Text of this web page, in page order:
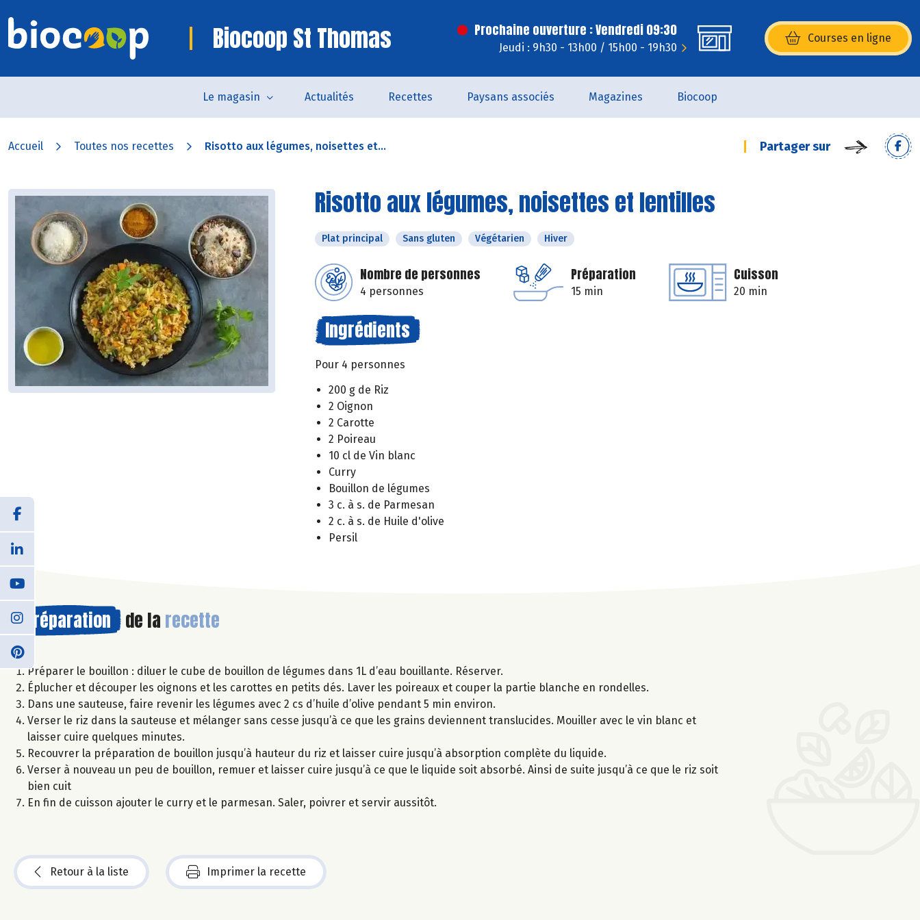
Biocoop St Thomas Prochaine ouverture : Vendredi 09:30
Jeudi : 9h30 - 13h00 / 15h00 - 19h30
Courses en ligne
(s’ouvre dans une nouvelle
Le magasin Actualités Recettes Paysans associés Magazines Biocoop
Accueil Toutes nos recettes Risotto aux légumes, noisettes et... Partager sur
Risotto aux légumes, noisettes et lentilles
Plat principal Sans gluten Végétarien Hiver
Nombre de personnes
4 personnes
Préparation
15 min
Cuisson
20 min
Ingrédients
Pour 4 personnes
200 g de Riz
2 Oignon
2 Carotte
2 Poireau
10 cl de Vin blanc
Curry
Bouillon de légumes
3 c. à s. de Parmesan
2 c. à s. de Huile d'olive
Persil
Préparation de la recette
Préparer le bouillon : diluer le cube de bouillon de légumes dans 1L d’eau bouillante. Réserver.
Éplucher et découper les oignons et les carottes en petits dés. Laver les poireaux et couper la partie blanche en rondelles.
Dans une sauteuse, faire revenir les légumes avec 2 cs d’huile d’olive pendant 5 min environ.
Verser le riz dans la sauteuse et mélanger sans cesse jusqu’à ce que les grains deviennent translucides. Mouiller avec le vin blanc et
laisser cuire quelques minutes.
Recouvrer la préparation de bouillon jusqu’à hauteur du riz et laisser cuire jusqu’à absorption complète du liquide.
Verser à nouveau un peu de bouillon, remuer et laisser cuire jusqu’à ce que le liquide soit absorbé. Ainsi de suite jusqu’à ce que le riz soit
bien cuit
En fin de cuisson ajouter le curry et le parmesan. Saler, poivrer et servir aussitôt.
Retour à la liste Imprimer la recette